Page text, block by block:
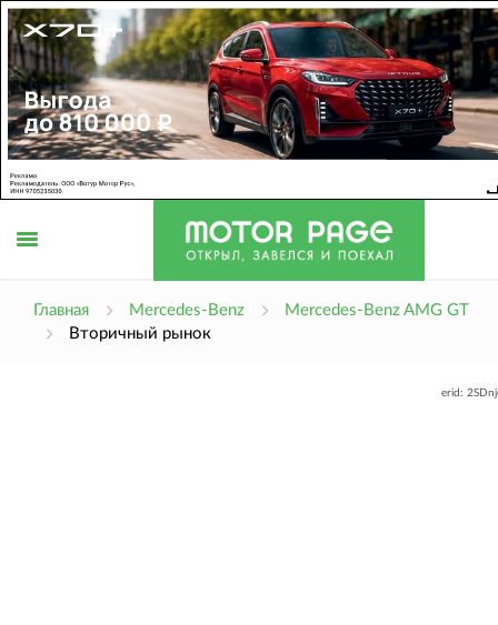
Главная Mercedes-Benz
Mercedes-Benz AMG GT
Вторичный рынок
erid: